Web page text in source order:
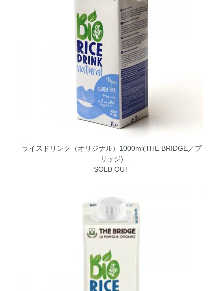
ライスドリンク（オリジナル）1000ml(THE BRIDGE／ブ
リッジ)
SOLD OUT